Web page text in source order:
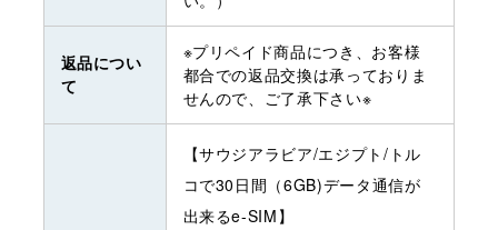
返品につい
て
※プリペイド商品につき、お客様
都合での返品交換は承っておりま
せんので、ご了承下さい※
【サウジアラビア/エジプト/トル
コで30日間（6GB)データ通信が
出来るe-SIM】